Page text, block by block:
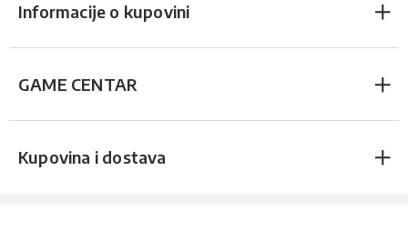
Informacije o kupovini
GAME CENTAR
Kupovina i dostava